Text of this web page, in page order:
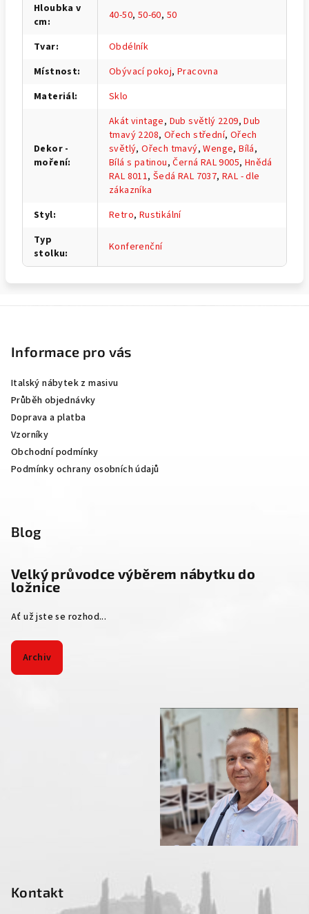
Hloubka v
cm: 40-50, 50-60, 50
Tvar:
Obdélník
Místnost: Obývací pokoj,Pracovna
Materiál: Sklo
Dekor -
moření:
Akát vintage, Dub světlý 2209,Dub
tmavý 2208, Ořech střední, Ořech
světlý,Ořech tmavý,Wenge,Bílá,
Bílá s patinou,Černá RAL 9005, Hnědá
RAL 8011,Šedá RAL 7037,RAL - dle
zákazníka
Styl: Retro, Rustikální
Typ
stolku: Konferenční
Informace pro vás
Italský nábytek z masivu
Průběh objednávky
Doprava a platba
Vzorníky
Obchodní podmínky
Podmínky ochrany osobních údajů
Blog
Velký průvodce výběrem nábytku do
ložnice
Ať už jste se rozhod...
Archiv
Kontakt